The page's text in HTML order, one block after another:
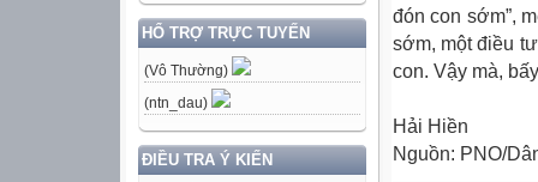
HỔ TRỢ TRỰC TUYẾN
(Vô Thường)
(ntn_dau)
ĐIỀU TRA Ý KIẾN
đón con sớm”,
sớm, một điều
con. Vậy mà,
Hải Hiền
Nguồn: PNO/